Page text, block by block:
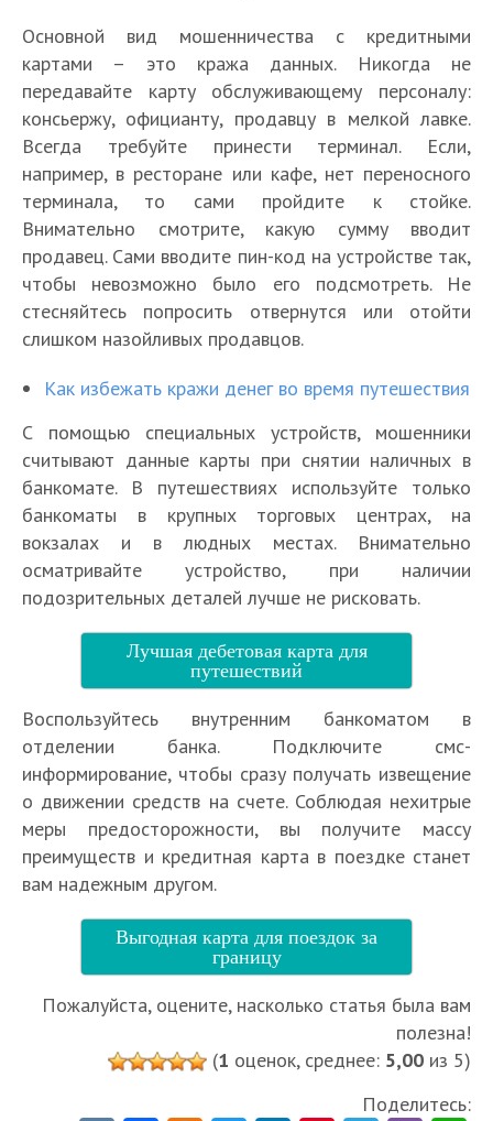
Основной вид мошенничества с кредитными
картами – это кража данных. Никогда не
передавайте карту обслуживающему персоналу:
консьержу, официанту, продавцу в мелкой лавке.
Всегда требуйте принести терминал. Если,
например, в ресторане или кафе, нет переносного
терминала, то сами пройдите к стойке.
Внимательно смотрите, какую сумму вводит
продавец. Сами вводите пин-код на устройстве так,
чтобы невозможно было его подсмотреть. Не
стесняйтесь попросить отвернутся или отойти
слишком назойливых продавцов.
Как избежать кражи денег во время путешествия
С помощью специальных устройств, мошенники
считывают данные карты при снятии наличных в
банкомате. В путешествиях используйте только
банкоматы в крупных торговых центрах, на
вокзалах и в людных местах. Внимательно
осматривайте устройство, при наличии
подозрительных деталей лучше не рисковать.
Лучшая дебетовая карта для
путешествий
Воспользуйтесь внутренним банкоматом в
отделении банка. Подключите смс-
информирование, чтобы сразу получать извещение
о движении средств на счете. Соблюдая нехитрые
меры предосторожности, вы получите массу
преимуществ и кредитная карта в поездке станет
вам надежным другом.
Выгодная карта для поездок за
границу
Пожалуйста, оцените, насколько статья была вам
полезна!
(1 оценок, среднее: 5,00 из 5)
Поделитесь: